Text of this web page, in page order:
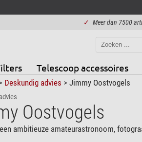
✓ Meer dan 7500
Telescoop accessoires
Deskundig advies > Jimmy Oostvogels
Oostvogels
ambitieuze amateurastronoom,